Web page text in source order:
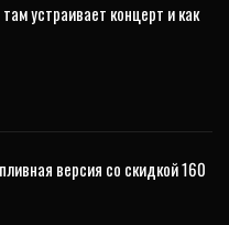
устраивает концерт и как
версия со скидкой 160